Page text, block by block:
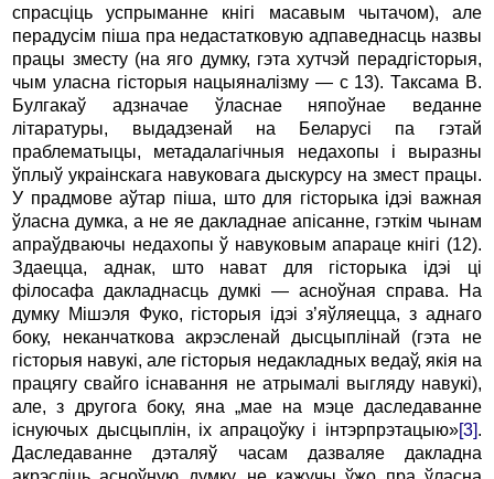
спрасціць успрыманне кнігі масавым чытачом), але
перадусім піша пра недастатковую адпаведнасць назвы
працы зместу (на яго думку, гэта хутчэй перадгісторыя,
чым уласна гісторыя нацыяналізму — с 13). Таксама В.
Булгакаў адзначае ўласнае няпоўнае веданне
літаратуры, выдадзенай на Беларусі па гэтай
праблематыцы, метадалагічныя неда­хопы i выразны
ўплыў украінскага навуковага дыскурсу на змест працы.
У прадмове аўтар піша, што для гісторыка ідэі важная
ўласна думка, а не яе дакладнае апісанне, гэткім чынам
апраўдваючы недахопы ў навуковым апараце кнігі (12).
Здаецца, аднак, што нават для гісторыка ідэі ці
філосафа дакладнасць думкі — асноўная справа. На
дум­ку Мішэля Фуко, гісторыя ідэі з’яўляецца, з аднаго
боку, неканчаткова акрэсленай дысцыплінай (гэта не
гісторыя навукі, але гісторыя недакладных ведаў, якія на
працягу свайго існавання не атрымалі выгляду навукі),
але, з другога боку, яна „мае на мэце даследаванне
існуючых дысцыплін, ix апрацоўку i інтэрпрэтацыю»[3].
Даследаванне дэталяў часам дазваляе дакладна